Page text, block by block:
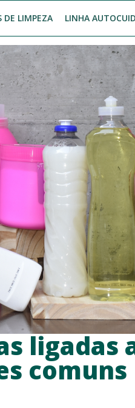
DE LIMPEZA LINHA
ligadas
comuns